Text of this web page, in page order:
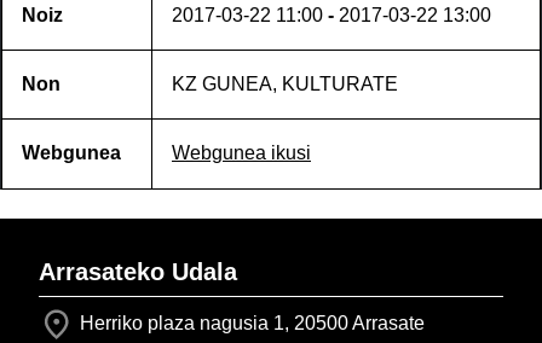
Noiz 2017-03-22 11:00 - 2017-03-22 13:00
Non KZ GUNEA, KULTURATE
Webgunea Webgunea ikusi
Arrasateko Udala
Herriko plaza nagusia 1, 20500 Arrasate